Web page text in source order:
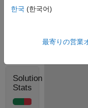
Solution
Stats
한국 (한국어)
最寄りの営業